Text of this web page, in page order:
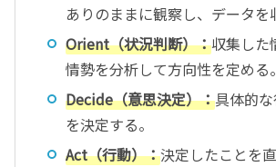
ありのままに観察し、データを
Orient（状況判断）：収集した
情勢を分析して方向性を定める。
Decide（意思決定）：具体的
を決定する。
Act（行動）：決定したことを